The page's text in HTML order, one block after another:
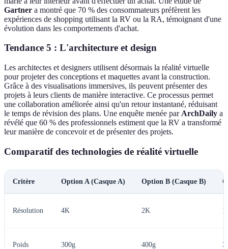
Gartner a montré que 70 % des consommateurs préfèrent les
expériences de shopping utilisant la RV ou la RA, témoignant d'une
évolution dans les comportements d'achat.
Tendance 5 : L'architecture et design
Les architectes et designers utilisent désormais la réalité virtuelle
pour projeter des conceptions et maquettes avant la construction.
Grâce à des visualisations immersives, ils peuvent présenter des
projets à leurs clients de manière interactive. Ce processus permet
une collaboration améliorée ainsi qu'un retour instantané, réduisant
le temps de révision des plans. Une enquête menée par ArchDaily a
révélé que 60 % des professionnels estiment que la RV a transformé
leur manière de concevoir et de présenter des projets.
Comparatif des technologies de réalité virtuelle
Critère Option A (Casque A) Option B (Casque B)
Résolution 4K 2K
Poids 300g 400g